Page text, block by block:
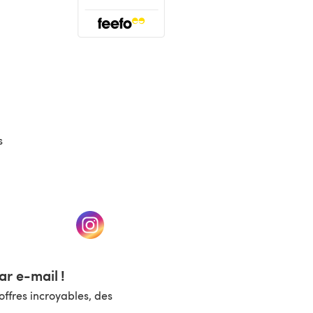
nouvel onglet) (s'ouvre dans un nouvel onglet)
e-mail !
incroyables, des